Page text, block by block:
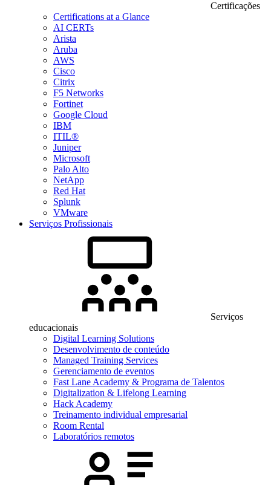
Certificações
Certifications at a Glance
AI CERTs
Arista
Aruba
AWS
Cisco
Citrix
F5 Networks
Fortinet
Google Cloud
IBM
ITIL®
Juniper
Microsoft
Palo Alto
NetApp
Red Hat
Splunk
VMware
Serviços Profissionais
Serviços
educacionais
Digital Learning Solutions
Desenvolvimento de conteúdo
Managed Training Services
Gerenciamento de eventos
Fast Lane Academy & Programa de Talentos
Digitalization & Lifelong Learning
Hack Academy
Treinamento individual empresarial
Room Rental
Laboratórios remotos